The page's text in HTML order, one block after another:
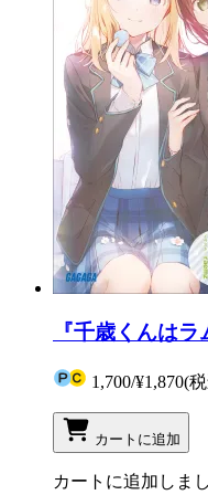
『千歳くんは
1,700/¥1,870(
カートに追加
カートに追加しま